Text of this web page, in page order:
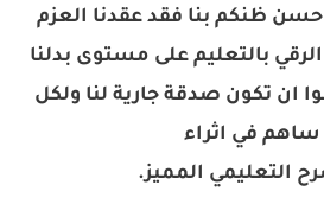
ظنكم بنا فقد عقدنا العزم
بالتعليم على مستوى بدلنا
ان تكون صدقة جارية لنا ولكل
في اثراء
التعليمي المميز.